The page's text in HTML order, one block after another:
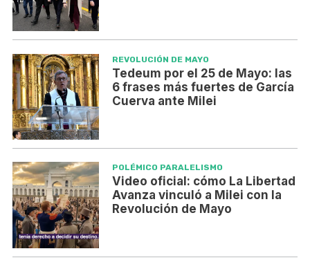
REVOLUCIÓN DE MAYO
Tedeum por el 25 de Mayo: las
6 frases más fuertes de García
Cuerva ante Milei
POLÉMICO PARALELISMO
Video oficial: cómo La Libertad
Avanza vinculó a Milei con la
Revolución de Mayo